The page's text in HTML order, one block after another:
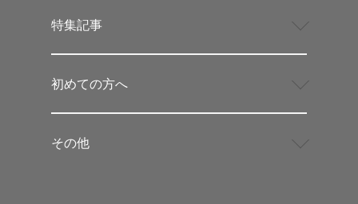
特集記事
初めての方へ
その他